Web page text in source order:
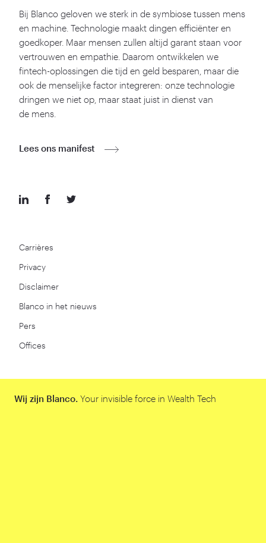
Carrières
Privacy
Disclaimer
Blanco in het nieuws
Pers
Offices
Bij Blanco geloven we sterk in de symbiose tussen mens
en machine. Technologie maakt dingen efficiënter en
goedkoper. Maar mensen zullen altijd garant staan voor
vertrouwen en empathie. Daarom ontwikkelen we
fintech-oplossingen die tijd en geld besparen, maar die
ook de menselijke factor integreren: onze technologie
dringen we niet op, maar staat juist in dienst van
de mens.
Lees ons manifest
Wij zijn Blanco. Your invisible force in Wealth Tech